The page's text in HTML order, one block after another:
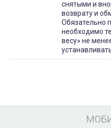
снятыми и
возврату и
Обязательно
необходимо
весу» не